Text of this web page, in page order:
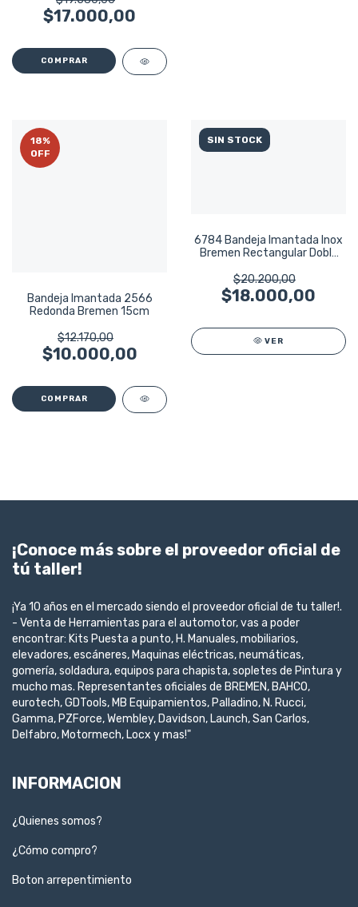
$17.000,00
18%
OFF
Bandeja Imantada 2566
Redonda Bremen 15cm
$12.170,00
$10.000,00
SIN STOCK
6784 Bandeja Imantada Inox
Bremen Rectangular Doble
$20.200,00
$18.000,00
VER
¡Conoce más sobre el proveedor oficial de
tú taller!
¡Ya 10 años en el mercado siendo el proveedor oficial de tu taller!.
- Venta de Herramientas para el automotor, vas a poder
encontrar: Kits Puesta a punto, H. Manuales, mobiliarios,
elevadores, escáneres, Maquinas eléctricas, neumáticas,
gomería, soldadura, equipos para chapista, sopletes de Pintura y
mucho mas. Representantes oficiales de BREMEN, BAHCO,
eurotech, GDTools, MB Equipamientos, Palladino, N. Rucci,
Gamma, PZForce, Wembley, Davidson, Launch, San Carlos,
Delfabro, Motormech, Locx y mas!"
INFORMACION
¿Quienes somos?
¿Cómo compro?
Boton arrepentimiento